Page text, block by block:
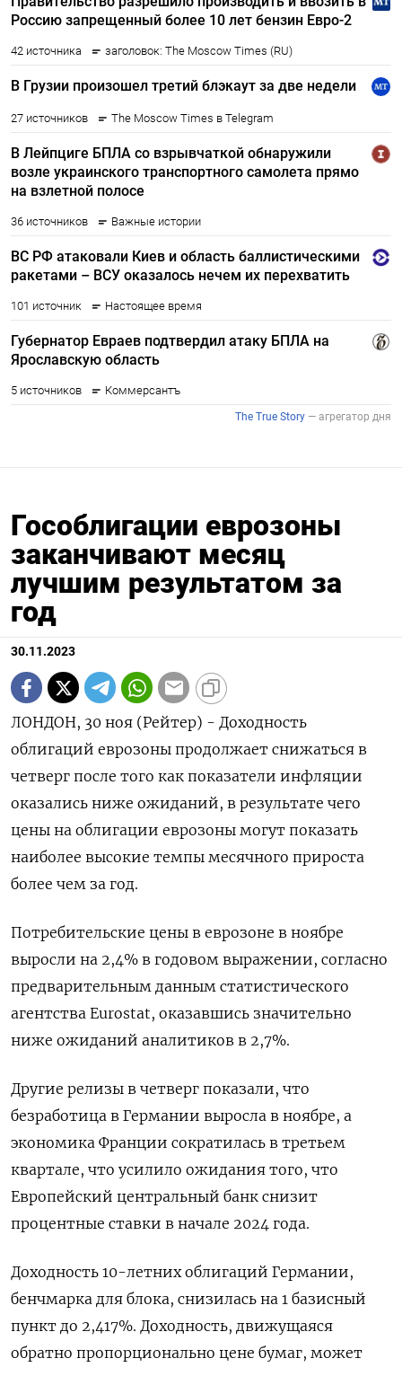
Гособлигации еврозоны
заканчивают месяц
лучшим результатом за
год
30.11.2023
ЛОНДОН, 30 ноя (Рейтер) - Доходность
облигаций еврозоны продолжает снижаться в
четверг после того как показатели инфляции
оказались ниже ожиданий, в результате чего
цены на облигации еврозоны могут показать
наиболее высокие темпы месячного прироста
более чем за год.
Потребительские цены в еврозоне в ноябре
выросли на 2,4% в годовом выражении, согласно
предварительным данным статистического
агентства Eurostat, оказавшись значительно
ниже ожиданий аналитиков в 2,7%.
Другие релизы в четверг показали, что
безработица в Германии выросла в ноябре, а
экономика Франции сократилась в третьем
квартале, что усилило ожидания того, что
Европейский центральный банк снизит
процентные ставки в начале 2024 года.
Доходность 10-летних облигаций Германии,
бенчмарка для блока, снизилась на 1 базисный
пункт до 2,417%. Доходность, движущаяся
обратно пропорционально цене бумаг, может